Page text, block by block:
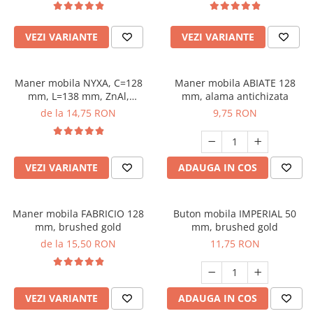
VEZI VARIANTE VEZI VARIANTE
Maner mobila NYXA, C=128
mm, L=138 mm, ZnAl,
brushed gold
de la 14,75 RON
VEZI VARIANTE
Maner mobila ABIATE 128
mm, alama antichizata
9,75 RON
ADAUGA IN COS
Maner mobila FABRICIO 128
mm, brushed gold
de la 15,50 RON
VEZI VARIANTE
Buton mobila IMPERIAL 50
mm, brushed gold
11,75 RON
ADAUGA IN COS